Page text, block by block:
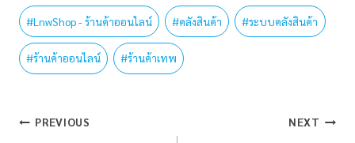
#LnwShop - ร้านค้าออนไลน์ #คลังสินค้า #ระบบคลังสินค้า
#ร้านค้าออนไลน์ #ร้านค้าเทพ
PREVIOUS NEXT